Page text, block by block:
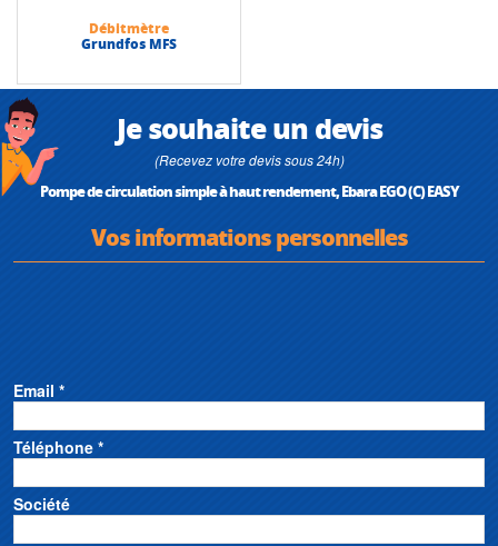
Débitmètre
Grundfos MFS
Je souhaite un devis
(Recevez votre devis sous 24h)
Pompe de circulation simple à haut rendement, Ebara EGO (C) EASY
Vos informations personnelles
Email *
Téléphone *
Société